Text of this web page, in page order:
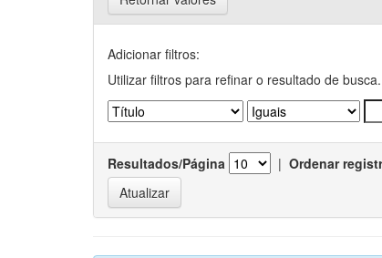
Adicionar filtros:
Utilizar filtros para refinar o resultado de busca.
Resultados/Página | Ordenar